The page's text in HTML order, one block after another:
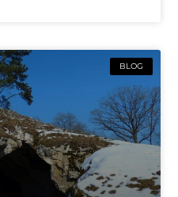
BLOG